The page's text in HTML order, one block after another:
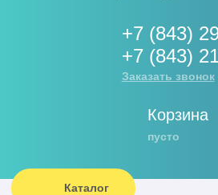
+7 (843)
+7 (843)
Заказать звонок
Корзина
пусто
Каталог